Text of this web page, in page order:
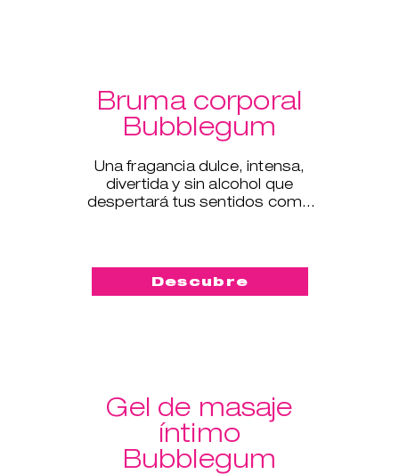
Bruma corporal
Bubblegum
Una fragancia dulce, intensa,
divertida y sin alcohol que
despertará tus sentidos como
Descubre
Gel de masaje
íntimo
Bubblegum